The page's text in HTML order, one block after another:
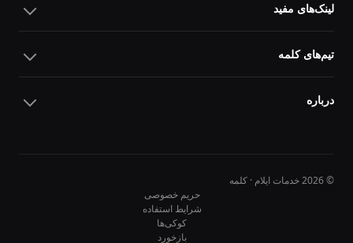
لینک‌های مفید
تیم‌های کلمه
درباره
© 2026 خدمات ایلام · کلمه
حریم خصوصی
شرایط استفاده
کوکی‌ها
بازخورد
10